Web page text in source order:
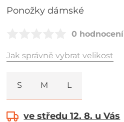
ponožky dámské
0 hodnocení
Jak správně vybrat velikost
S M L
ve středu 12. 8. u Vás